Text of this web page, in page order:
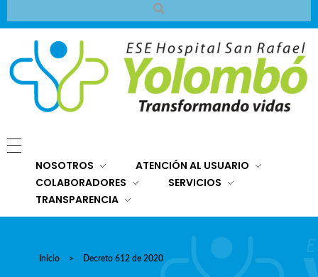
NOSOTROS
ATENCIÓN AL USUARIO
COLABORADORES
SERVICIOS
TRANSPARENCIA
Inicio > Decreto 612 de 2020